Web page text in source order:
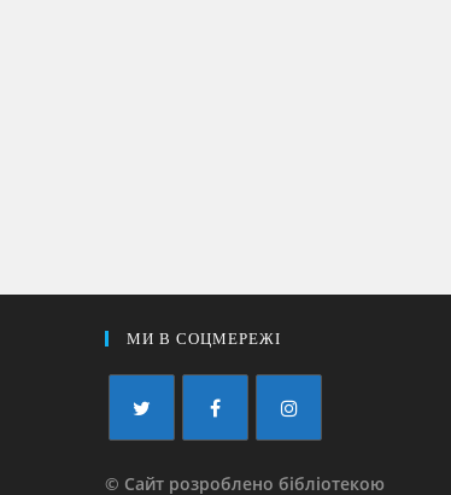
МИ В СОЦМЕРЕЖІ
© Сайт розроблено бібліотекою